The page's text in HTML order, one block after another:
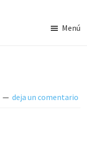
Menú
deja un comentario